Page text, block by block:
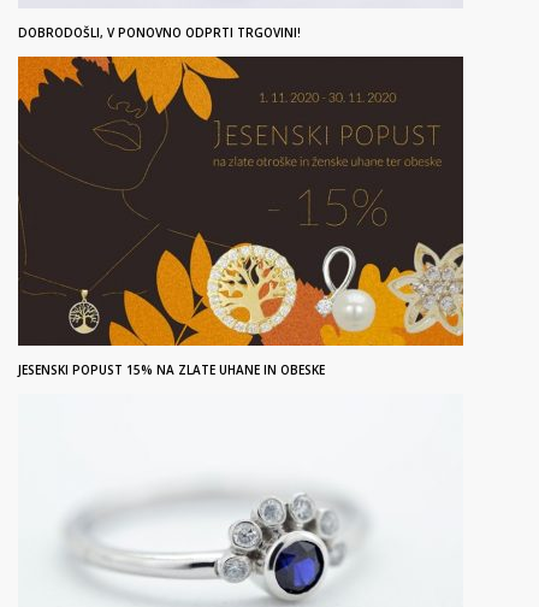
DOBRODOŠLI, V PONOVNO ODPRTI TRGOVINI!
JESENSKI POPUST 15% NA ZLATE UHANE IN OBESKE